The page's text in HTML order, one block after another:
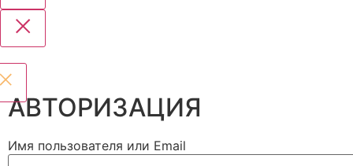
АВТОРИЗАЦИЯ
Имя пользователя или Email